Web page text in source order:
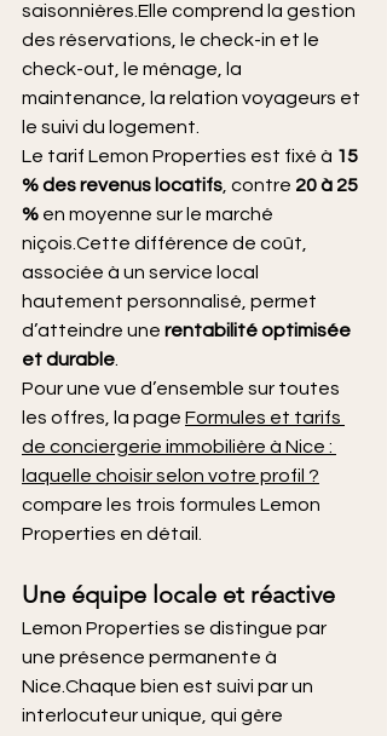
saisonnières.Elle comprend la gestion
des réservations, le check-in et le
check-out, le ménage, la
maintenance, la relation voyageurs et
le suivi du logement.
Le tarif Lemon Properties est fixé à 15
% des revenus locatifs , contre 20 à 25
% en moyenne sur le marché
niçois.Cette différence de coût,
associée à un service local
hautement personnalisé, permet
d’atteindre une rentabilité optimisée
et durable
Pour une vue d’ensemble sur toutes
les offres, la page Formules et tarifs
de conciergerie immobilière à Nice :
laquelle choisir selon votre profil ?
compare les trois formules Lemon
Properties en détail.
Une équipe locale et réactive
Lemon Properties se distingue par
une présence permanente à
Nice.Chaque bien est suivi par un
interlocuteur unique, qui gère